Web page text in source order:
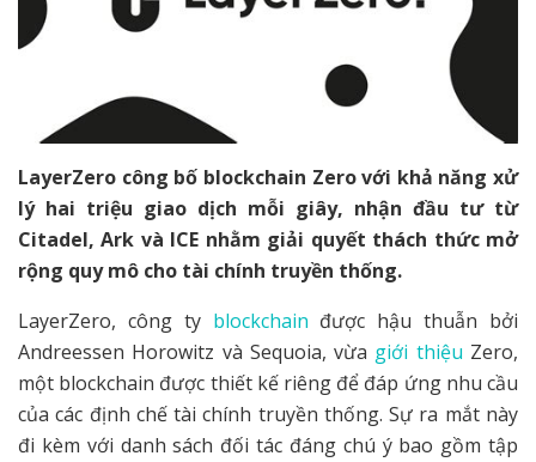
LayerZero công bố blockchain Zero với khả năng xử
lý hai triệu giao dịch mỗi giây, nhận đầu tư từ
Citadel, Ark và ICE nhằm giải quyết thách thức mở
rộng quy mô cho tài chính truyền thống.
LayerZero, công ty blockchain được hậu thuẫn bởi
Andreessen Horowitz và Sequoia, vừa giới thiệu Zero,
một blockchain được thiết kế riêng để đáp ứng nhu cầu
của các định chế tài chính truyền thống. Sự ra mắt này
đi kèm với danh sách đối tác đáng chú ý bao gồm tập